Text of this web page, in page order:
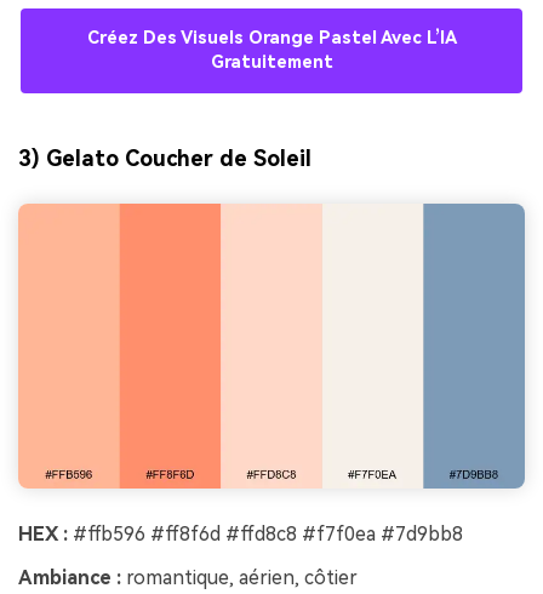
Créez Des Visuels Orange Pastel Avec L’IA
Gratuitement
3) Gelato Coucher de Soleil
HEX : #ffb596 #ff8f6d #ffd8c8 #f7f0ea #7d9bb8
Ambiance : romantique, aérien, côtier